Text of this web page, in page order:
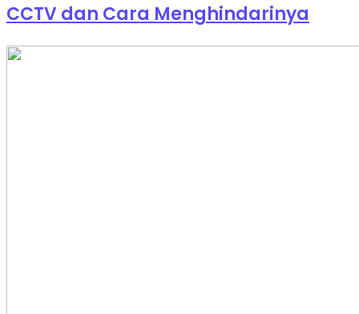
CCTV dan Cara Menghindarinya